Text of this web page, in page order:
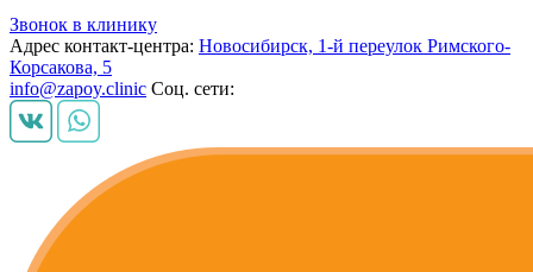
Звонок в клинику
Адрес контакт-центра: Новосибирск, 1-й переулок Римского-
Корсакова, 5
info@zapoy.clinic Соц. сети: